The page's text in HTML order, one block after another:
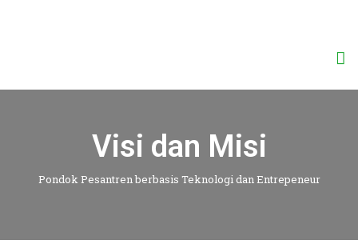
Visi dan Misi
Pondok Pesantren berbasis Teknologi dan Entrepeneur